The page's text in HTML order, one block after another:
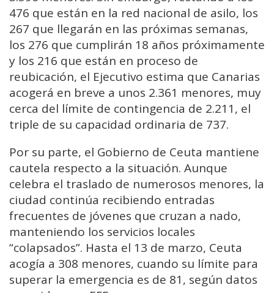
476 que están en la red nacional de asilo, los
267 que llegarán en las próximas semanas,
los 276 que cumplirán 18 años próximamente
y los 216 que están en proceso de
reubicación, el Ejecutivo estima que Canarias
acogerá en breve a unos 2.361 menores, muy
cerca del límite de contingencia de 2.211, el
triple de su capacidad ordinaria de 737.
Por su parte, el Gobierno de Ceuta mantiene
cautela respecto a la situación. Aunque
celebra el traslado de numerosos menores, la
ciudad continúa recibiendo entradas
frecuentes de jóvenes que cruzan a nado,
manteniendo los servicios locales
“colapsados”. Hasta el 13 de marzo, Ceuta
acogía a 308 menores, cuando su límite para
superar la emergencia es de 81, según datos